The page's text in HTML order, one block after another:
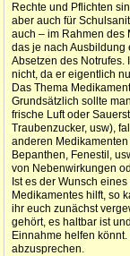
Rechte und Pflichten
aber auch für
auch – im Rahmen des
das je nach Ausbildung
Absetzen des Notrufes.
nicht, da er eigentlich
Das Thema
Grundsätzlich sollte
frische Luft oder
Traubenzucker, usw),
anderen
Bepanthen, Fenestil,
von Nebenwirkungen
Ist es der Wunsch
Medikamentes hilft, so
ihr euch zunächst
gehört, es haltbar ist
Einnahme helfen
abzusprechen.